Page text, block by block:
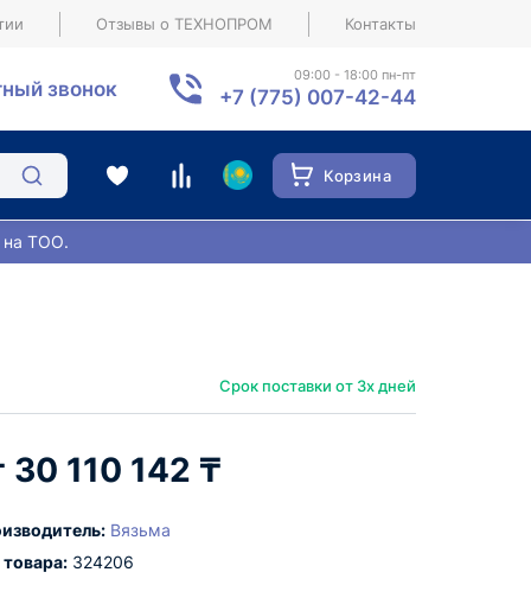
Отзывы о ТЕХНОПРОМ Контакты
звонок
09:00 - 18:00 пн-пт
+7 (775) 007-42-44
Корзина
на ТОО.
Срок поставки от 3х дней
30 110 142 ₸
Вязьма
324206